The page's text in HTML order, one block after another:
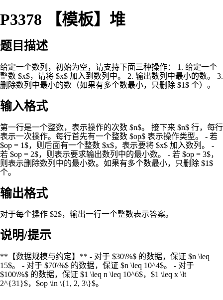
P3378 【模板】堆
题目描述
给定一个数列，初始为空，请支持下面三种操作： 1. 给定一个
整数 $x$，请将 $x$ 加入到数列中。 2. 输出数列中最小的数。 3.
删除数列中最小的数（如果有多个数最小，只删除 $1$ 个）。
输入格式
第一行是一个整数，表示操作的次数 $n$。 接下来 $n$ 行，每行
表示一次操作。每行首先有一个整数 $op$ 表示操作类型。 - 若
$op = 1$，则后面有一个整数 $x$，表示要将 $x$ 加入数列。 -
若 $op = 2$，则表示要求输出数列中的最小数。 - 若 $op = 3$，
则表示删除数列中的最小数。如果有多个数最小，只删除 $1$
个。
输出格式
对于每个操作 $2$，输出一行一个整数表示答案。
说明/提示
**【数据规模与约定】** - 对于 $30\%$ 的数据，保证 $n \leq
15$。 - 对于 $70\%$ 的数据，保证 $n \leq 10^4$。 - 对于
$100\%$ 的数据，保证 $1 \leq n \leq 10^6$，$1 \leq x \lt
2^{31}$，$op \in \{1, 2, 3\}$。